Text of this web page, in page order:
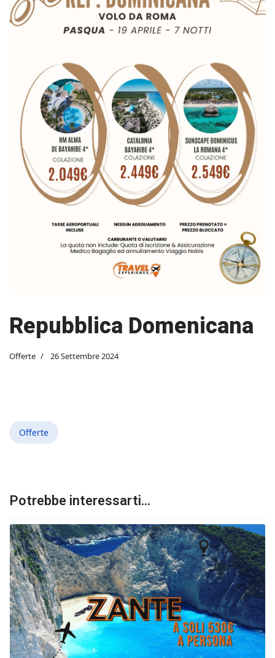
Repubblica Domenicana
Offerte 26 Settembre 2024
Offerte
Potrebbe interessarti...